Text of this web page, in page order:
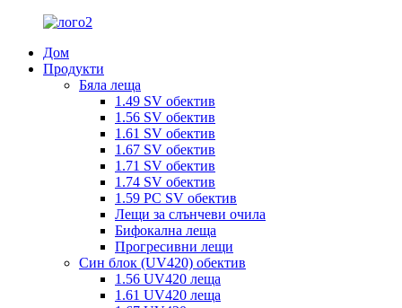
Дом
Продукти
Бяла леща
1.49 SV обектив
1.56 SV обектив
1.61 SV обектив
1.67 SV обектив
1.71 SV обектив
1.74 SV обектив
1.59 PC SV обектив
Лещи за слънчеви очила
Бифокална леща
Прогресивни лещи
Син блок (UV420) обектив
1.56 UV420 леща
1.61 UV420 леща